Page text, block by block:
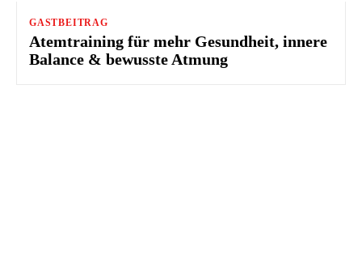
GASTBEITRAG
Atemtraining für mehr Gesundheit, innere
Balance & bewusste Atmung